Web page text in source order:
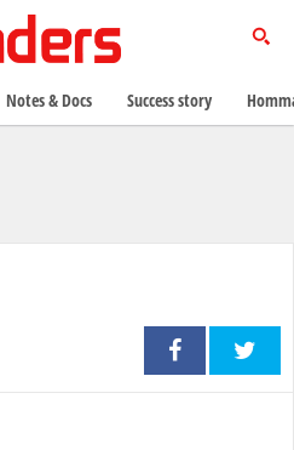
Notes & Docs Success story